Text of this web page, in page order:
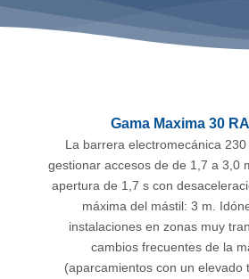
Gama Maxima 30
La barrera electromecánica 230
gestionar accesos de de 1,7 a 3,0
apertura de 1,7 s con
máxima del mástil: 3 m.
instalaciones en zonas muy
cambios frecuentes de la
(aparcamientos con un elevado